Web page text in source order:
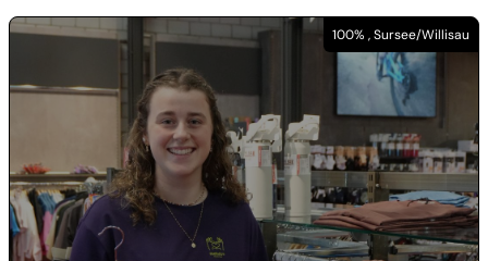
100% , Sursee/Willisau